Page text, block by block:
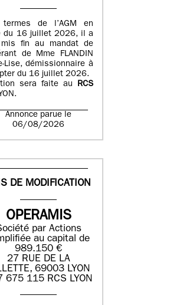
termes de l’AGM en
du 16 juillet 2026, il a
fin au mandat de
de Mme FLANDIN
Lise, démissionnaire à
du 16 juillet 2026.
sera faite au RCS
Annonce parue le
06/08/2026
DE MODIFICATION
OPERAMIS
par Actions
au capital de
989.150 €
27 RUE DE LA
69003 LYON
675 115 RCS LYON